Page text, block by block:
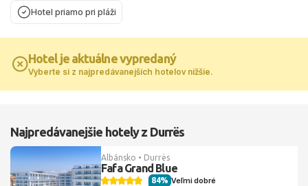
Hotel priamo pri pláži
Hotel je aktuálne vypredaný
Vyberte si z najpredávanejších hotelov nižšie.
Najpredávanejšie hotely z Durrës
Albánsko • Durrës
Fafa Grand Blue
Veľmi dobré
84%